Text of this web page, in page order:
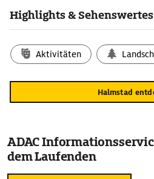
Halmstadtgruppen sowie eine
der Stadt ist die von Picasso
geschaffene 15 m hohe Skulptur
Nissan.
Auf dem Galgberget sind im
Highlights & Sehenswertes
Aktivitäten
Halmstad
ADAC
dem Laufenden